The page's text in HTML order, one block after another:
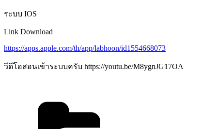
ระบบ IOS
Link Download
https://apps.apple.com/th/app/labhoon/id1554668073
วีดีโอสอนเข้าระบบครับ https://youtu.be/M8ygnJG17OA